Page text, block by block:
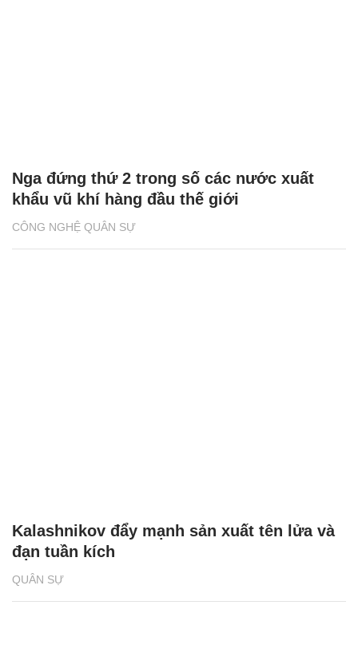
CÔNG NGHỆ QUÂN SỰ
Nga đứng thứ 2 trong số các nước xuất
khẩu vũ khí hàng đầu thế giới
QUÂN SỰ
Kalashnikov đẩy mạnh sản xuất tên lửa và
đạn tuần kích